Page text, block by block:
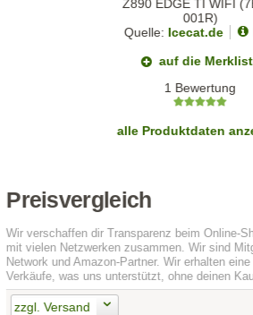
Quelle: Icecat.de
auf die
1 Bewertung
alle Produktdaten
Preisvergleich
Wir verschaffen dir Transparenz beim Online-
mit vielen Netzwerken zusammen. Wir sind
Network und Amazon-Partner. Wir erhalten
Verkäufe, was uns unterstützt, ohne deinen
zzgl. Versand